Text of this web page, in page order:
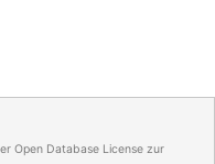
Open Database License zur